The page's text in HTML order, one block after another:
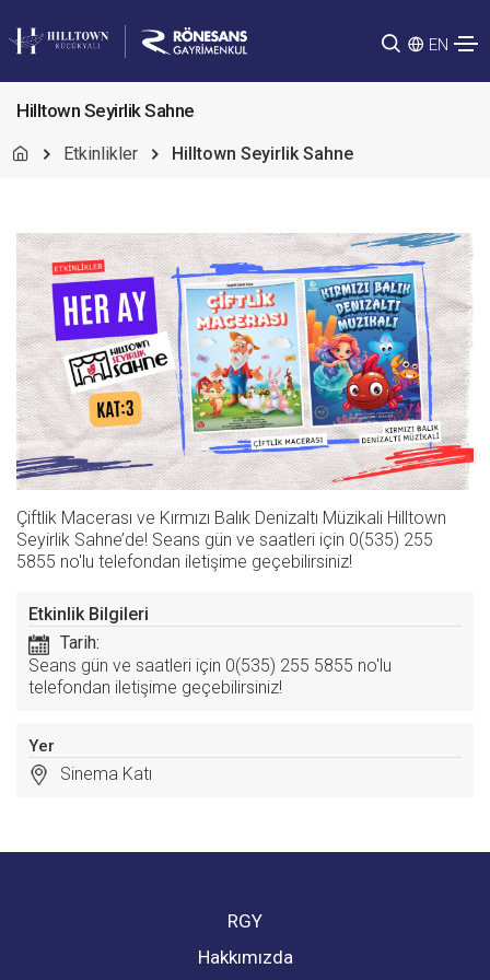
EN
Hilltown Seyirlik Sahne
Etkinlikler Hilltown Seyirlik Sahne
Çiftlik Macerası ve Kırmızı Balık Denizaltı Müzikali Hilltown
Seyirlik Sahne’de! Seans gün ve saatleri için 0(535) 255
5855 no'lu telefondan iletişime geçebilirsiniz!
Etkinlik Bilgileri
Tarih:
Seans gün ve saatleri için 0(535) 255 5855 no'lu
telefondan iletişime geçebilirsiniz!
Yer
Sinema Katı
RGY
Hakkımızda